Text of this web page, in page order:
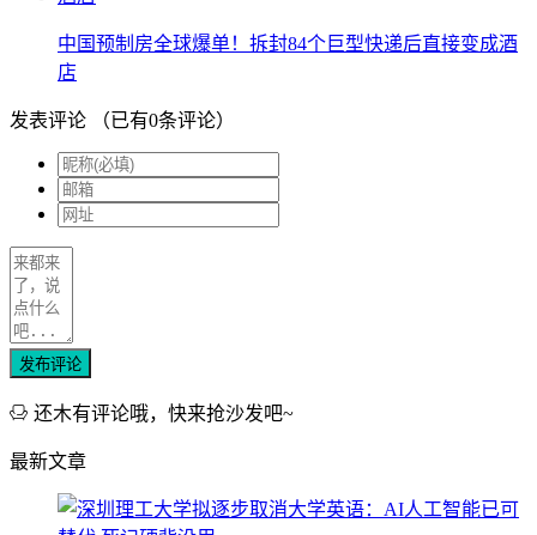
中国预制房全球爆单！拆封84个巨型快递后直接变成酒
店
发表评论 （已有0条评论）
发布评论
还木有评论哦，快来抢沙发吧~
最新文章